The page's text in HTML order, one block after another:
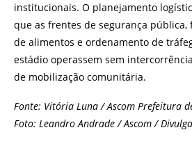
institucionais. O planejamento
que as frentes de segurança pública,
de alimentos e ordenamento de
estádio operassem sem
de mobilização comunitária.
Fonte: Vitória Luna / Ascom Prefeitura
Foto: Leandro Andrade / Ascom /